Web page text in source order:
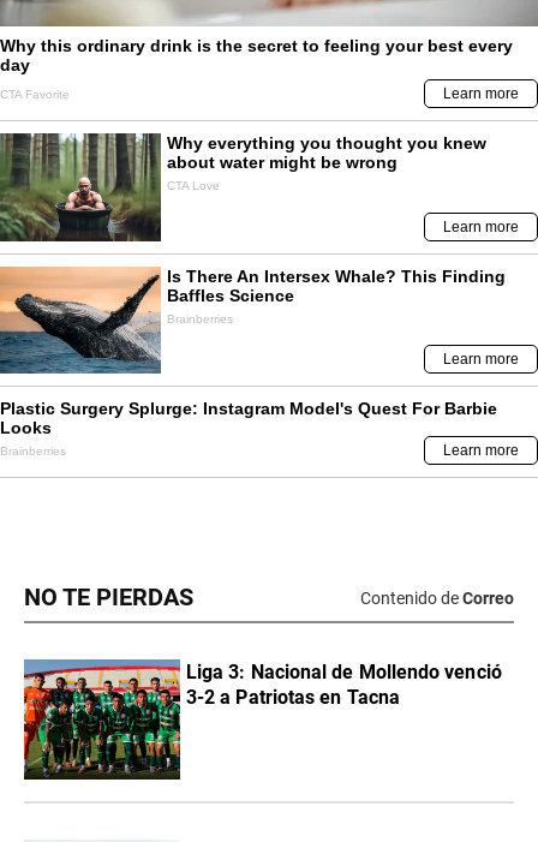
NO TE PIERDAS Contenido deCorreo
Liga 3: Nacional de Mollendo venció
3-2 a Patriotas en Tacna